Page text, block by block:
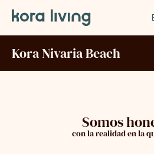
Kora Nivaria Beach
Somos
con la realidad en la